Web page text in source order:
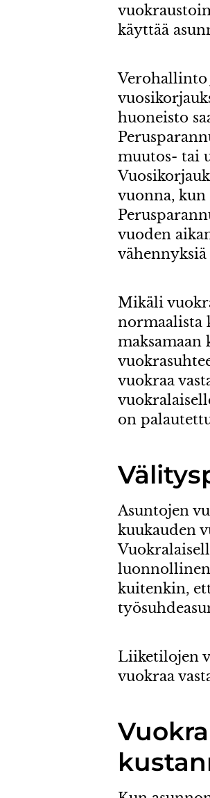
käyttää
Verohallinto
huoneisto
muutos- tai
vuonna,
vuoden
vähennyksiä
Mikäli
normaalista
maksamaan
vuokraa
on
Asuntojen
kuukauden
kuitenkin,
Liiketilojen
vuokraa